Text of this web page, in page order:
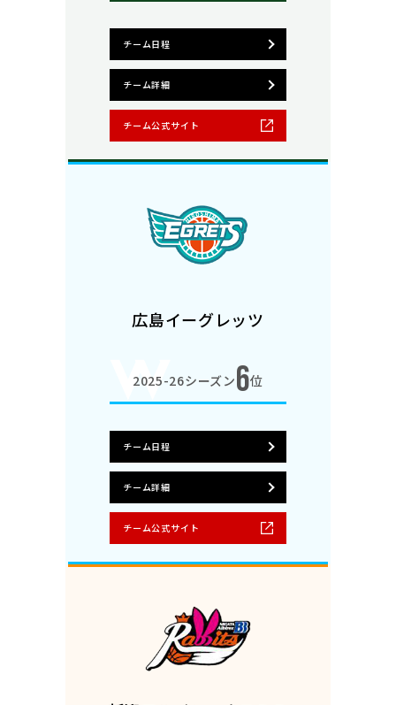
チーム日程
チーム詳細
チーム公式サイト
広島イーグレッツ
2025-26シーズン6位
チーム日程
チーム詳細
チーム公式サイト